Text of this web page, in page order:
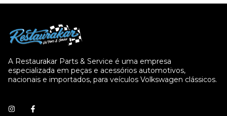
A Restaurakar Parts & Service é uma empresa
especializada em peças e acessórios automotivos,
nacionais e importados, para veículos Volkswagen clássicos.